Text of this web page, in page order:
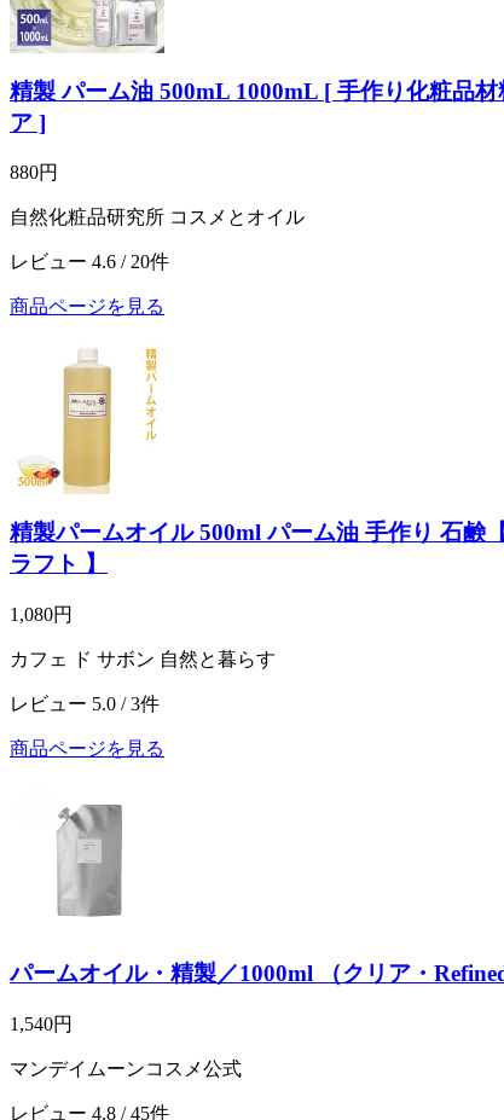
精製 パーム油 500mL 1000mL [ 手作り化粧品
ア ]
880円
自然化粧品研究所 コスメとオイル
レビュー 4.6 / 20件
商品ページを見る
精製パームオイル 500ml パーム油 手作り 石鹸
ラフト 】
1,080円
カフェ ド サボン 自然と暮らす
レビュー 5.0 / 3件
商品ページを見る
パームオイル・精製／1000ml （クリア・
1,540円
マンデイムーンコスメ公式
レビュー 4.8 / 45件